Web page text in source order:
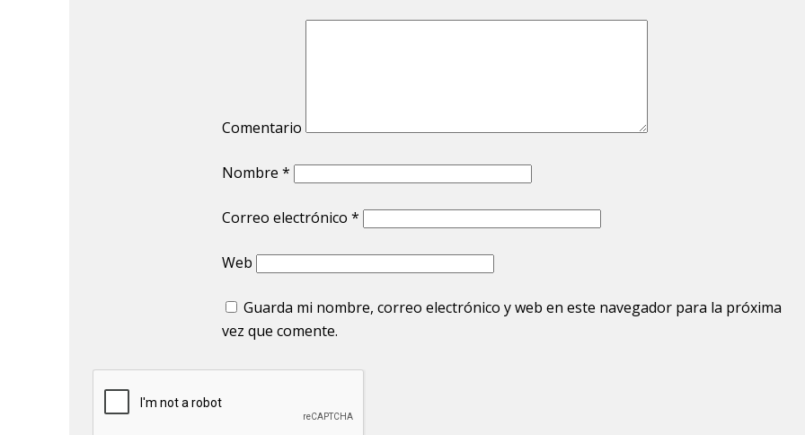
Comentario
Nombre *
Correo electrónico *
Web
Guarda mi nombre, correo electrónico y web en este navegador para la próxima
vez que comente.